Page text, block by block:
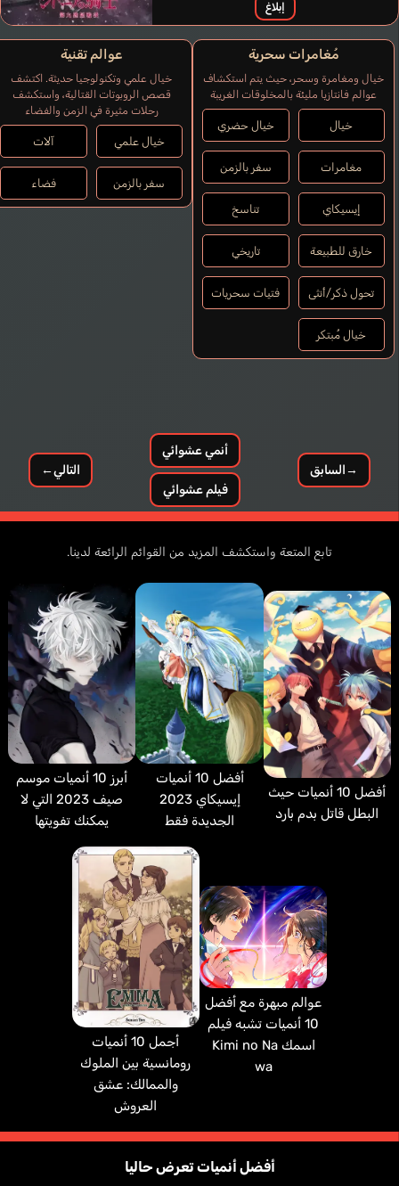
Cruz Walter
برتغالي
ألماني
إبلاغ
مُغامرات سحرية
خيال ومغامرة وسحر، حيث يتم استكشاف
عوالم فانتازيا مليئة بالمخلوقات الغريبة
خيال خيال حضري
مغامرات سفر بالزمن
إيسيكاي تناسخ
خارق للطبيعة تاريخي
تحول ذكر/أنثى فتيات سحريات
خيال مُبتكر
عوالم تقنية
خيال علمي وتكنولوجيا حديثة. اكتشف
قصص الروبوتات القتالية، واستكشف
رحلات مثيرة في الزمن والفضاء
خيال علمي آلات
سفر بالزمن فضاء
→السابق
أنمي عشوائي
فيلم عشوائي
التالي←
تابع المتعة واستكشف المزيد من القوائم الرائعة لدينا.
أفضل 10 أنميات حيث
البطل قاتل بدم بارد
أفضل 10 أنميات
إيسيكاي 2023
الجديدة فقط
أبرز 10 أنميات موسم
صيف 2023 التي لا
يمكنك تفويتها
عوالم مبهرة مع أفضل
10 أنميات تشبه فيلم
اسمك Kimi no Na
wa
أجمل 10 أنميات
رومانسية بين الملوك
والممالك: عشق
العروش
أفضل أنميات تعرض حاليا